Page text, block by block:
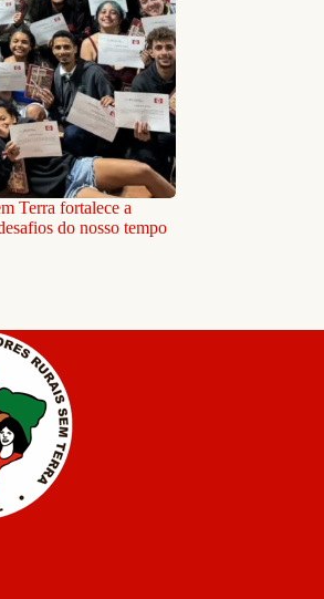
Terra fortalece a
do nosso tempo